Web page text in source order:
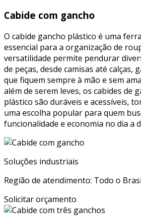
Cabide com gancho
O cabide gancho plástico é uma
essencial para a organização de
versatilidade permite pendurar
de peças, desde camisas até calças,
que fiquem sempre à mão e sem
além de serem leves, os cabides de
plástico são duráveis e acessíveis,
uma escolha popular para quem
funcionalidade e economia no dia a
Soluções industriais
Região de atendimento: Todo o
Solicitar orçamento